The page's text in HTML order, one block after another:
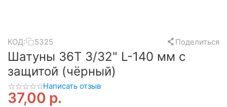
КОД: 5325 Поделиться
Шатуны 36Т 3/32" L-140 мм с
защитой (чёрный)
Написать отзыв
37,00 р.